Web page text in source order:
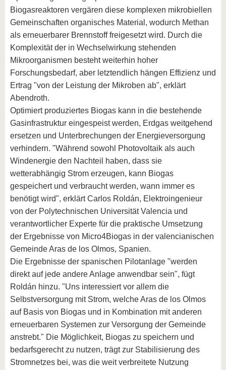
Biogasreaktoren vergären diese komplexen mikrobiellen
Gemeinschaften organisches Material, wodurch Methan
als erneuerbarer Brennstoff freigesetzt wird. Durch die
Komplexität der in Wechselwirkung stehenden
Mikroorganismen besteht weiterhin hoher
Forschungsbedarf, aber letztendlich hängen Effizienz und
Ertrag "von der Leistung der Mikroben ab", erklärt
Abendroth.
Optimiert produziertes Biogas kann in die bestehende
Gasinfrastruktur eingespeist werden, Erdgas weitgehend
ersetzen und Unterbrechungen der Energieversorgung
verhindern. "Während sowohl Photovoltaik als auch
Windenergie den Nachteil haben, dass sie
wetterabhängig Strom erzeugen, kann Biogas
gespeichert und verbraucht werden, wann immer es
benötigt wird", erklärt Carlos Roldán, Elektroingenieur
von der Polytechnischen Universität Valencia und
verantwortlicher Experte für die praktische Umsetzung
der Ergebnisse von Micro4Biogas in der valencianischen
Gemeinde Aras de los Olmos, Spanien.
Die Ergebnisse der spanischen Pilotanlage "werden
direkt auf jede andere Anlage anwendbar sein", fügt
Roldán hinzu. "Uns interessiert vor allem die
Selbstversorgung mit Strom, welche Aras de los Olmos
auf Basis von Biogas und in Kombination mit anderen
erneuerbaren Systemen zur Versorgung der Gemeinde
anstrebt." Die Möglichkeit, Biogas zu speichern und
bedarfsgerecht zu nutzen, trägt zur Stabilisierung des
Stromnetzes bei, was die weit verbreitete Nutzung